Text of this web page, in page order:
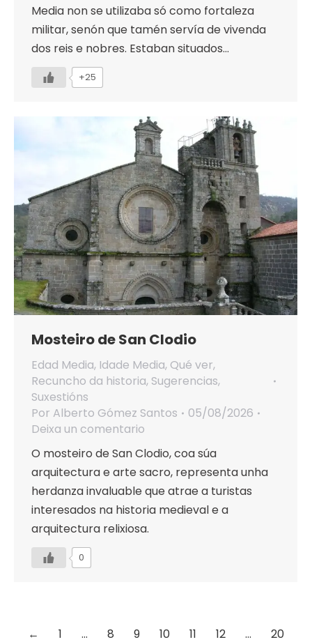
Media non se utilizaba só como fortaleza
militar, senón que tamén servía de vivenda
dos reis e nobres. Estaban situados…
+25
Mosteiro de San Clodio
Edad Media, Idade Media, Qué ver,
Recuncho da historia, Sugerencias,
Suxestións
Por Alberto Gómez Santos
05/08/2026
Deixa un comentario
O mosteiro de San Clodio, coa súa
arquitectura e arte sacro, representa unha
herdanza invaluable que atrae a turistas
interesados na historia medieval e a
arquitectura relixiosa.
0
← 1 … 8 9 10 11 12 … 20